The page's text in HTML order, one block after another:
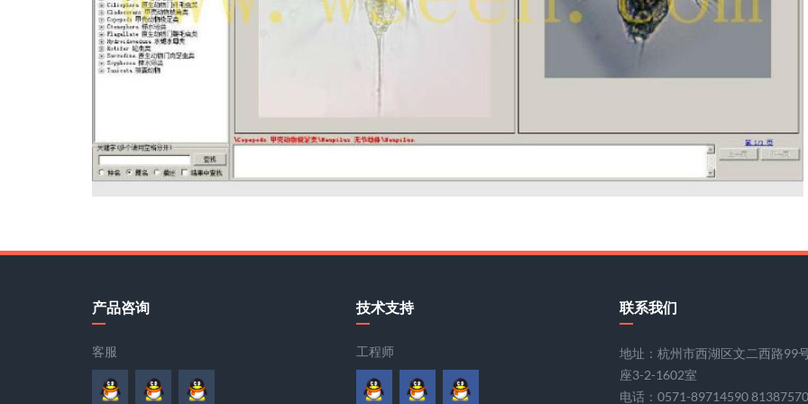
产品咨询
客服
技术支持
工程师
联系我们
地址：杭州市西湖区文二西路99
座3-2-1602室
电话：0571-89714590 81387570